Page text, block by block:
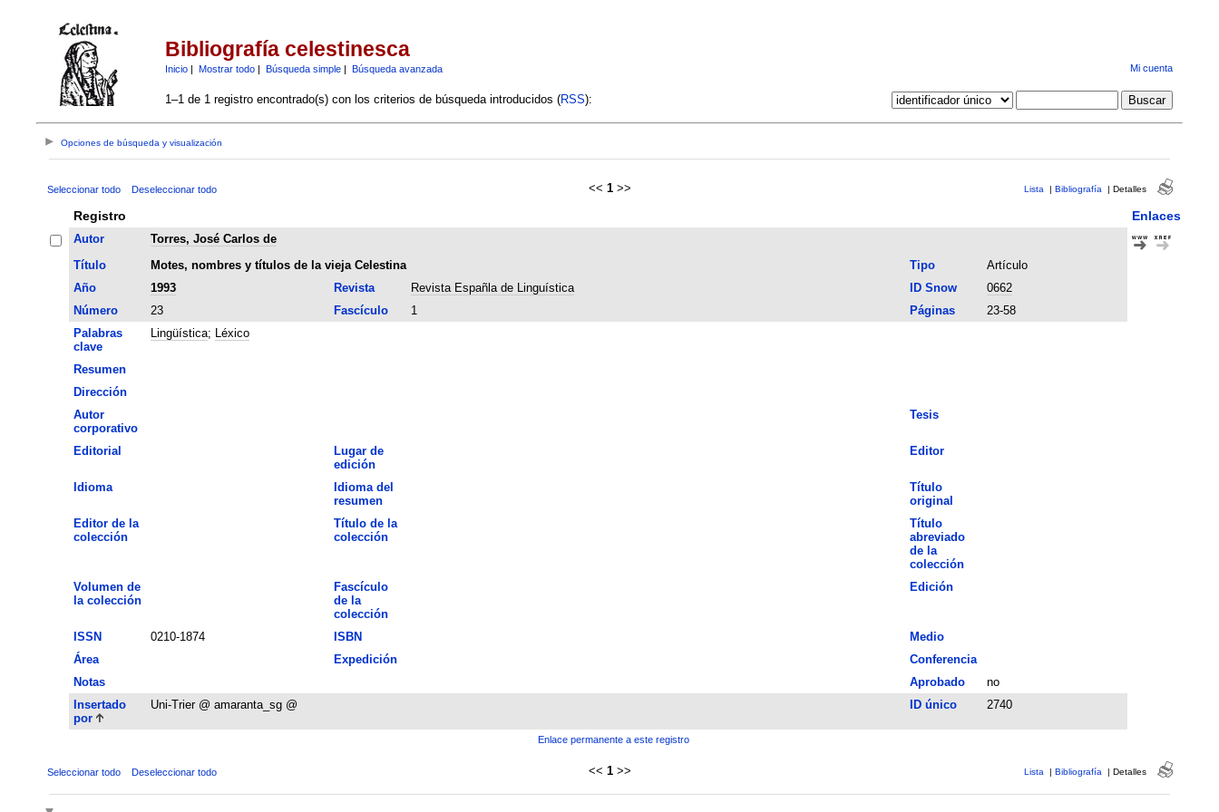
Bibliografía celestinesca
Inicio| Mostrar todo| Búsqueda simple| Búsqueda avanzada Mi cuenta
1–1 de 1 registro encontrado(s) con los criterios de búsqueda introducidos (RSS):
Opciones de búsqueda y visualización
Seleccionar todo Deseleccionar todo << 1 >> Lista | Bibliografía | Detalles
Registro Enlaces
Autor
Torres, José Carlos de
Título
Motes, nombres y títulos de la vieja Celestina Tipo
Artículo
Año
1993 Revista Revista Españla de Linguística ID Snow
0662
Número
23 Fascículo 1 Páginas
23-58
Palabras
clave
Lingüística; Léxico
Resumen
Dirección
Autor
corporativo
Tesis
Editorial
Lugar de
edición
Editor
Idioma
Idioma del
resumen
Título
original
Editor de la
colección
Título de la
colección
Título
abreviado
de la
colección
Volumen de
la colección
Fascículo
de la
colección
Edición
ISSN 0210-1874 ISBN
Medio
Área
Expedición
Conferencia
Notas
Aprobado
no
Insertado
por
Uni-Trier @ amaranta_sg @ ID único 2740
Enlace permanente a este registro
Seleccionar todo Deseleccionar todo << 1 >> Lista | Bibliografía | Detalles